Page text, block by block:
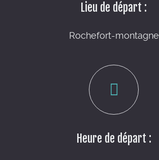
Lieu de départ :
Rochefort-montagne
Heure de départ :